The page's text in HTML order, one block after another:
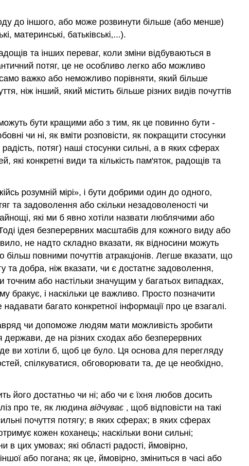
до іншого, або може розвинути більше (або менше)
материнські, батьківські,...).
та інших переваг, коли зміни відбуваються в
потяг, це не особливо легко або можливо
важко або неможливо порівняти, який більше
ніж інший, який містить більше різних видів почуттів
бути кращими або з тим, як це повинно бути -
чи ні, як вміти розповісти, як покращити стосунки
потяг) наші стосунки сильні, а в яких сферах
конкретні види та кількість пам'яток, радощів та
розумній мірі», і бути добрими один до одного,
та задоволення або скільки незадоволеності чи
які ми б явно хотіли назвати люблячими або
ідея безперервних масштабів для кожного виду або
не надто складно вказати, як відносини можуть
повними почуттів атракціонів. Легше вказати, що
та добра, ніж вказати, чи є достатнє задоволення,
або настільки значущим у багатьох випадках,
бракує, і наскільки це важливо. Просто позначити
багато конкретної інформації про це взагалі.
чи допоможе людям мати можливість зробити
де на різних сходах або безперервних
ви хотіли б, щоб це було. Ця основа для перегляду
спілкуватися, обговорювати та, де це необхідно,
його достатньо чи ні; або чи є їхня любов досить
про те, як людина відчуває , щоб відповісти на такі
почуття потягу; в яких сферах; в яких сферах
кожен коханець; наскільки вони сильні;
в цих умовах; які області радості, ймовірно,
або погана; як це, ймовірно, зміниться в часі або